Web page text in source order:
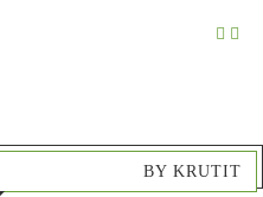
BY KRUTIT